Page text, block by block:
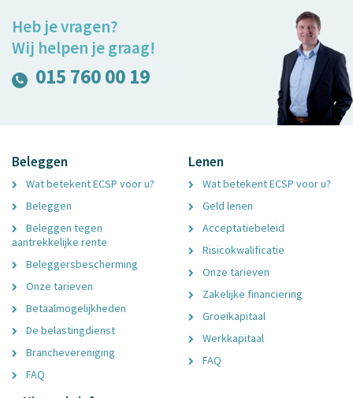
Heb je vragen?
Wij helpen je graag!
015 760 00 19
Beleggen
Wat betekent ECSP voor u?
Beleggen
Beleggen tegen
aantrekkelijke rente
Beleggersbescherming
Onze tarieven
Betaalmogelijkheden
De belastingdienst
Branchevereniging
FAQ
Lenen
Wat betekent ECSP voor u?
Geld lenen
Acceptatiebeleid
Risicokwalificatie
Onze tarieven
Zakelijke financiering
Groeikapitaal
Werkkapitaal
FAQ